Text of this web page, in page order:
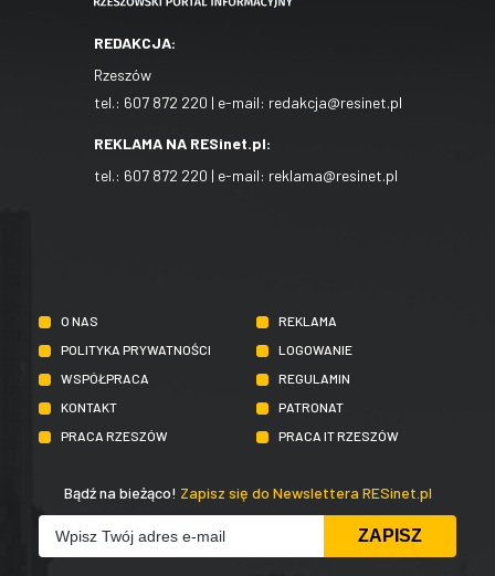
REDAKCJA:
Rzeszów
tel.: 607 872 220 | e-mail: redakcja@resinet.pl
REKLAMA NA RESinet.pl:
tel.: 607 872 220 | e-mail: reklama@resinet.pl
O NAS
REKLAMA
POLITYKA PRYWATNOŚCI
LOGOWANIE
WSPÓŁPRACA
REGULAMIN
KONTAKT
PATRONAT
PRACA RZESZÓW
PRACA IT RZESZÓW
Bądź na bieżąco! Zapisz się do Newslettera RESinet.pl